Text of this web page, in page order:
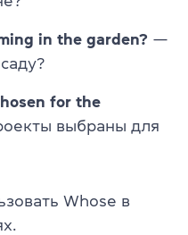
in the garden? —
for the
выбраны для
Whose в